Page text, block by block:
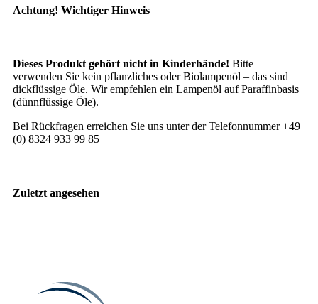
Achtung! Wichtiger Hinweis
Dieses Produkt gehört nicht in Kinderhände! Bitte
verwenden Sie kein pflanzliches oder Biolampenöl – das sind
dickflüssige Öle. Wir empfehlen ein Lampenöl auf Paraffinbasis
(dünnflüssige Öle).
Bei Rückfragen erreichen Sie uns unter der Telefonnummer +49
(0) 8324 933 99 85
Zuletzt angesehen